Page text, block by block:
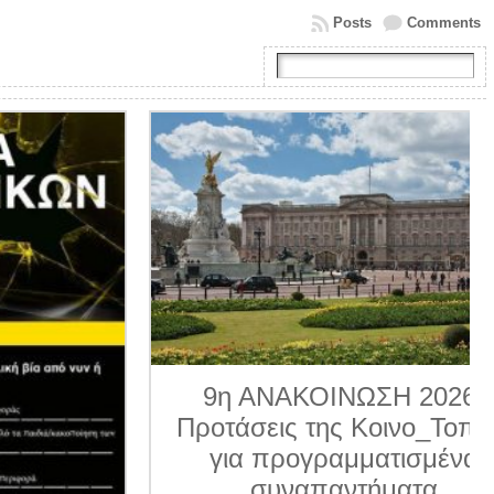
Comments
Posts
9η ΑΝΑΚΟΙΝΩΣΗ 2026.
Προτάσεις της Κοινο_Τοπίας
για προγραμματισμένα